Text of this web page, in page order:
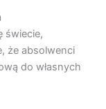
świecie,
że absolwenci
do własnych